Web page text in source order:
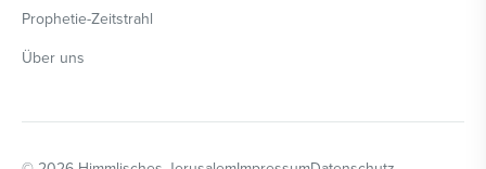
Prophetie-Zeitstrahl
Über uns